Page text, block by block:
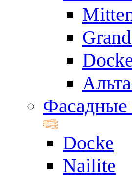
Фасадные
Docke
Nailite